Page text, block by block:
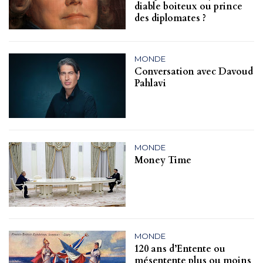
diable boiteux ou prince
des diplomates ?
MONDE
Conversation avec Davoud
Pahlavi
MONDE
Money Time
MONDE
120 ans d’Entente ou